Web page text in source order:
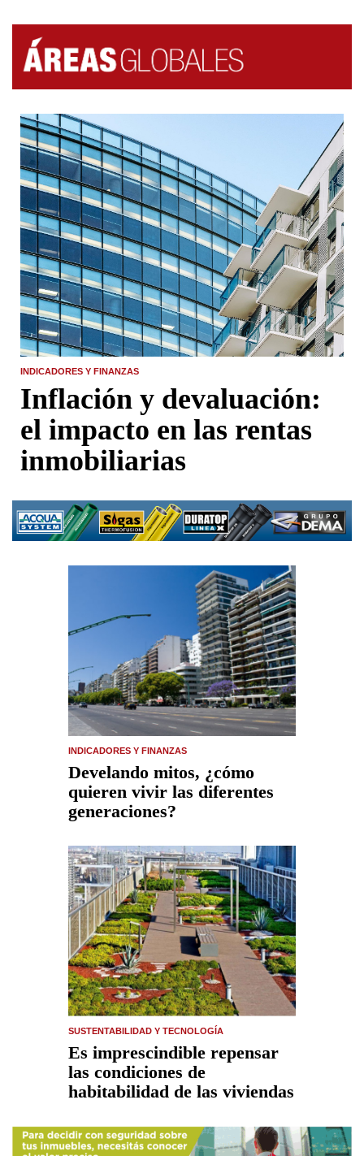
INDICADORES Y FINANZAS
Inflación y devaluación:
el impacto en las rentas
inmobiliarias
INDICADORES Y FINANZAS
Develando mitos, ¿cómo
quieren vivir las diferentes
generaciones?
SUSTENTABILIDAD Y TECNOLOGÍA
Es imprescindible repensar
las condiciones de
habitabilidad de las viviendas